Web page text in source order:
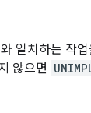
일치하는 작
않으면